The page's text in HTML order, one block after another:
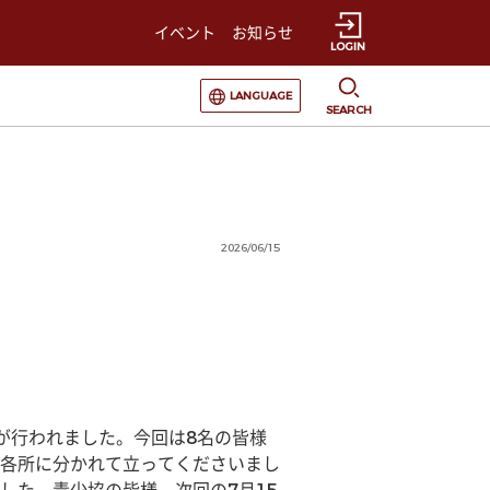
イベント お知らせ
LOGIN
選択すると言語の切替が発生します
LANGUAGE
SEARCH
2026/06/15
行われました。今回は8名の皆様
所に分かれて立ってくださいまし